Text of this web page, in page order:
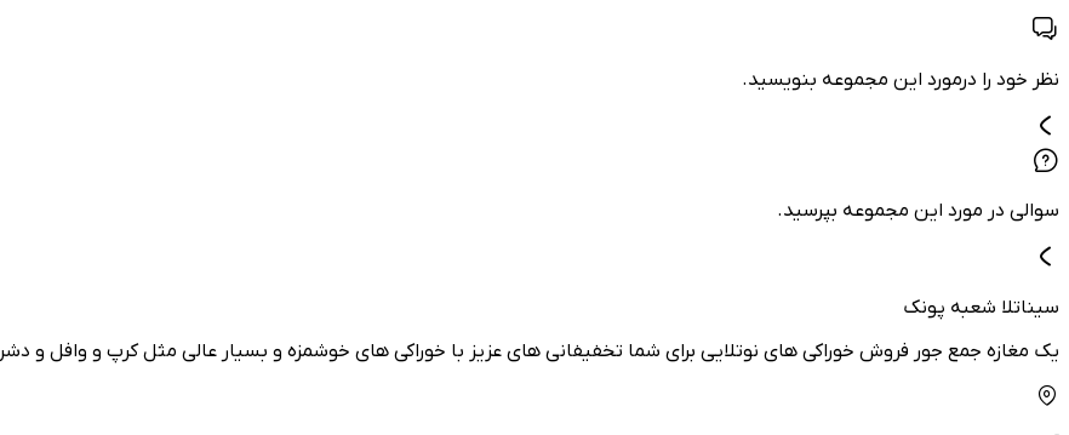
نظر خود را درمورد این مجموعه بنویسید.
سوالی در مورد این مجموعه بپرسید.
سیناتلا شعبه پونک
یک مغازه جمع جور فروش خوراکی های نوتلایی برای شما تخفیفانی های عزیز با خوراکی های خوشمزه و بسیار عالی مثل کرپ و وافل و دشر